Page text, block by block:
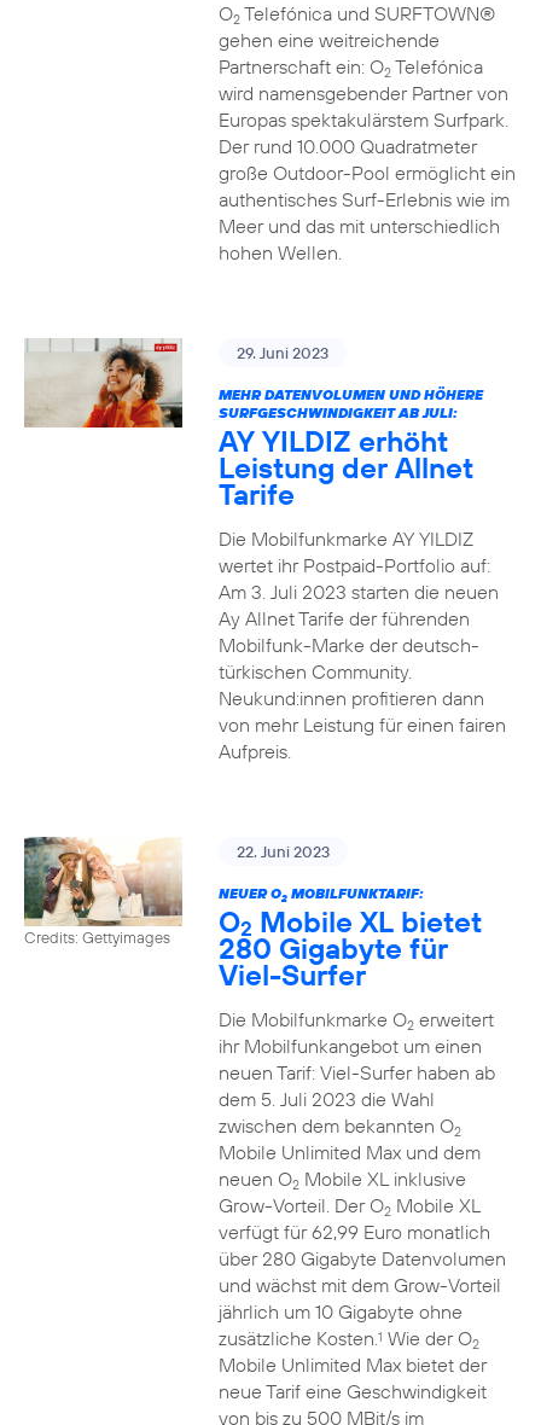
O2Telefónica und SURFTOWN®
gehen eine weitreichende
Partnerschaft ein: O2Telefónica
wird namensgebender Partner von
Europas spektakulärstem Surfpark.
Der rund 10.000 Quadratmeter
große Outdoor-Pool ermöglicht ein
authentisches Surf-Erlebnis wie im
Meer und das mit unterschiedlich
hohen Wellen.
29. Juni 2023
MEHR DATENVOLUMEN UND HÖHERE
SURFGESCHWINDIGKEIT AB JULI:
AY YILDIZ erhöht
Leistung der Allnet
Tarife
Die Mobilfunkmarke AY YILDIZ
wertet ihr Postpaid-Portfolio auf:
Am 3. Juli 2023 starten die neuen
Ay Allnet Tarife der führenden
Mobilfunk-Marke der deutsch-
türkischen Community.
Neukund:innen profitieren dann
von mehr Leistung für einen fairen
Aufpreis.
Credits: Gettyimages
22. Juni 2023
NEUER O2MOBILFUNKTARIF:
O2 Mobile XL bietet
280 Gigabyte für
Viel-Surfer
Die Mobilfunkmarke O2erweitert
ihr Mobilfunkangebot um einen
neuen Tarif: Viel-Surfer haben ab
dem 5. Juli 2023 die Wahl
zwischen dem bekannten O2
Mobile Unlimited Max und dem
neuen O2Mobile XL inklusive
Grow-Vorteil. Der O2Mobile XL
verfügt für 62,99 Euro monatlich
über 280 Gigabyte Datenvolumen
und wächst mit dem Grow-Vorteil
jährlich um 10 Gigabyte ohne
zusätzliche Kosten.1 Wie der O2
Mobile Unlimited Max bietet der
neue Tarif eine Geschwindigkeit
von bis zu 500 MBit/s im